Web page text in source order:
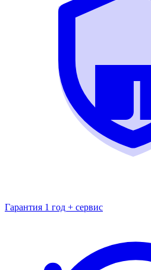
Гарантия 1 год + сервис